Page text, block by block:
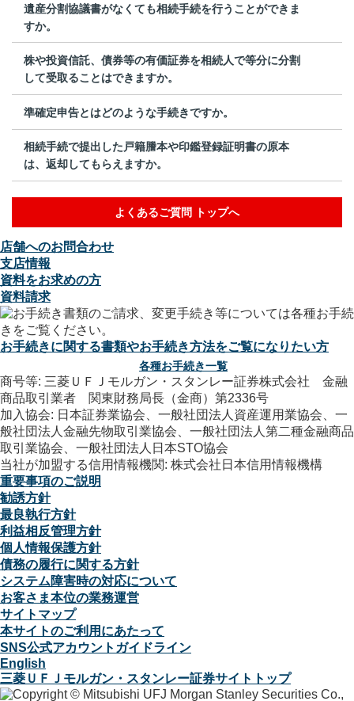
遺産分割協議書がなくても相続手続を行うことができま
すか。
株や投資信託、債券等の有価証券を相続人で等分に分割
して受取ることはできますか。
準確定申告とはどのような手続きですか。
相続手続で提出した戸籍謄本や印鑑登録証明書の原本
は、返却してもらえますか。
よくあるご質問 トップへ
店舗へのお問合わせ
支店情報
資料をお求めの方
資料請求
お手続きに関する書類やお手続き方法をご覧になりたい方
各種お手続き一覧
商号等: 三菱ＵＦＪモルガン・スタンレー証券株式会社 金融
商品取引業者 関東財務局長（金商）第2336号
加入協会: 日本証券業協会、一般社団法人資産運用業協会、一
般社団法人金融先物取引業協会、一般社団法人第二種金融商品
取引業協会、一般社団法人日本STO協会
当社が加盟する信用情報機関: 株式会社日本信用情報機構
重要事項のご説明
勧誘方針
最良執行方針
利益相反管理方針
個人情報保護方針
債務の履行に関する方針
システム障害時の対応について
お客さま本位の業務運営
サイトマップ
本サイトのご利用にあたって
SNS公式アカウントガイドライン
English
三菱ＵＦＪモルガン・スタンレー証券サイトトップ